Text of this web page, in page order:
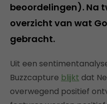
beoordelingen). Na
overzicht van wat
gebracht.
Uit een
Buzzcapture blijkt dat
overwegend positief